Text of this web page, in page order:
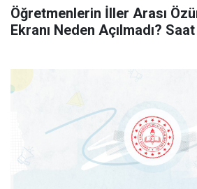
Öğretmenlerin İller Arası
Ekranı Neden Açılmadı?